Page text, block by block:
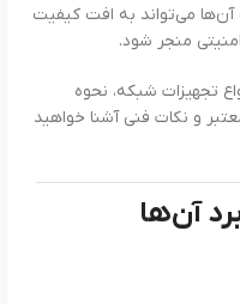
آن‌ها می‌تواند به افت کیفیت
منجر شود.
تجهیزات شبکه، نحوه
و نکات فنی آشنا خواهید
آن‌ها